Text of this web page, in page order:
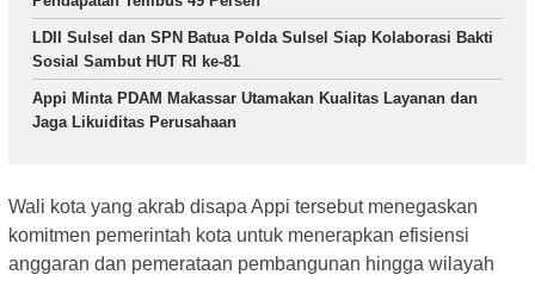
LDII Sulsel dan SPN Batua Polda Sulsel Siap Kolaborasi Bakti
Sosial Sambut HUT RI ke-81
Appi Minta PDAM Makassar Utamakan Kualitas Layanan dan
Jaga Likuiditas Perusahaan
Wali kota yang akrab disapa Appi tersebut menegaskan
komitmen pemerintah kota untuk menerapkan efisiensi
anggaran dan pemerataan pembangunan hingga wilayah